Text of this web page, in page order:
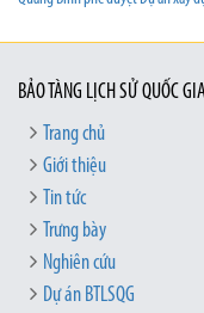
BẢO TÀNG LỊCH SỬ QUỐC
Trang chủ
Giới thiệu
Tin tức
Trưng bày
Nghiên cứu
Dự án BTLSQG